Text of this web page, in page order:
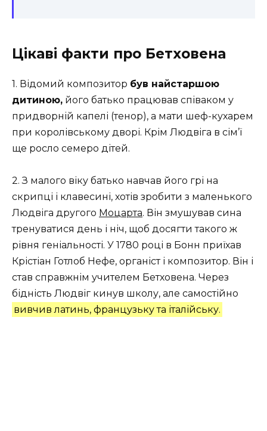
Цікаві факти про Бетховена
1. Відомий композитор був найстаршою
дитиною, його батько працював співаком у
придворній капелі (тенор), а мати шеф-кухарем
при королівському дворі. Крім Людвіга в сім’ї
ще росло семеро дітей.
2. З малого віку батько навчав його грі на
скрипці і клавесині, хотів зробити з маленького
Людвіга другого Моцарта. Він змушував сина
тренуватися день і ніч, щоб досягти такого ж
рівня геніальності. У 1780 році в Бонн приїхав
Крістіан Готлоб Нефе, органіст і композитор. Він і
став справжнім учителем Бетховена. Через
бідність Людвіг кинув школу, але самостійно
вивчив латинь, французьку та італійську.